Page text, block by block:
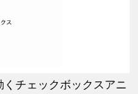
チェックボックスアニ